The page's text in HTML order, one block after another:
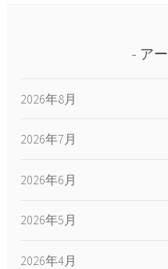
ア
2026年8月
2026年7月
2026年6月
2026年5月
2026年4月